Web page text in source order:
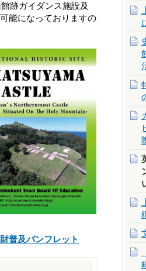
跡ガイダンス施設及
能になっておりますの
普及パンフレット